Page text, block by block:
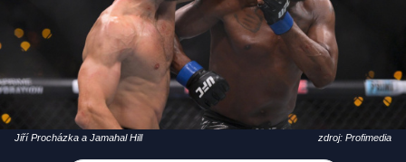
Jiří Procházka a Jamahal Hill zdroj: Profimedia